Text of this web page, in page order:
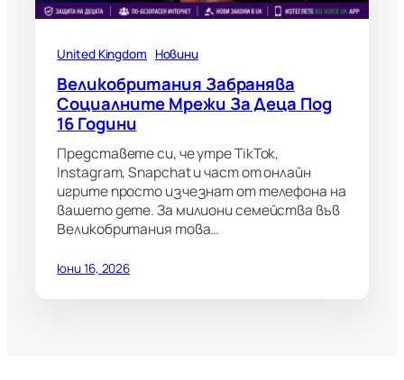
United Kingdom Новини
Великобритания Забранява
Социалните Мрежи За Деца Под
16 Години
Представете си, че утре TikTok,
Instagram, Snapchat и част от онлайн
игрите просто изчезнат от телефона на
вашето дете. За милиони семейства във
Великобритания това…
юни 16, 2026